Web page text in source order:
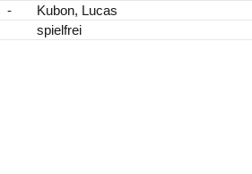
- Kubon, Lucas
spielfrei